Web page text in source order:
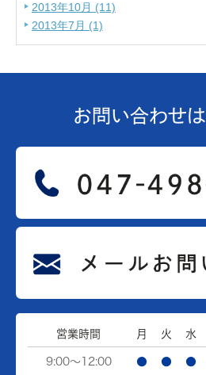
2013年10月 (11)
2013年7月 (1)
お問い合わせは
営業時間 月 火 水
9:00～12:00 ● ● ●